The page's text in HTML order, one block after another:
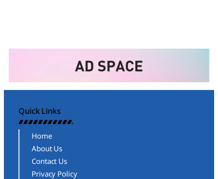
Quick Links
Home
About Us
Contact Us
Privacy Policy